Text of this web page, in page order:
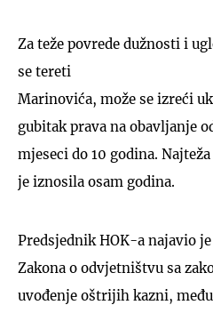
Za teže povrede dužnosti i
se tereti
Marinovića, može se izreći
gubitak prava na obavljanje
mjeseci do 10 godina.
je iznosila osam godina.
Predsjednik HOK-a najavio
Zakona o odvjetništvu sa
uvođenje oštrijih kazni,